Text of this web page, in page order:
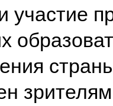
участие